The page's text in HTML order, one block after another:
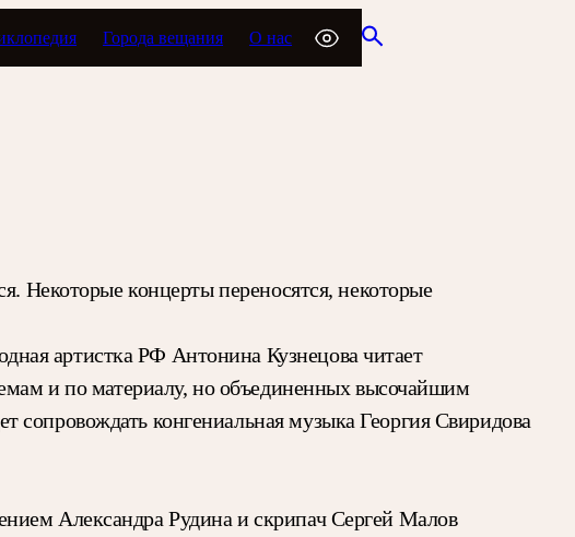
Города вещания О нас
Некоторые концерты переносятся, некоторые
артистка РФ Антонина Кузнецова читает
и по материалу, но объединенных высочайшим
конгениальная музыка Георгия Свиридова
Александра Рудина и скрипач Сергей Малов